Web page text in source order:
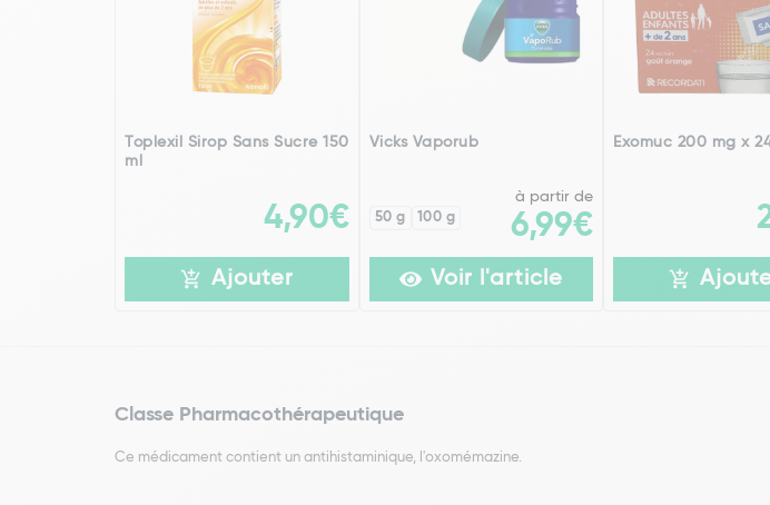
Toplexil Sirop Sans Sucre 150
ml
4,90€
Ajouter
Vicks Vaporub
50 g 100 g
à partir de
6,99€
Voir l'article
Exomuc 200 mg x
Classe Pharmacothérapeutique
Ce médicament contient un antihistaminique, l'oxomémazine.